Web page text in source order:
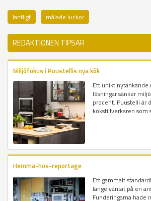
lantligt målade luckor
REDAKTIONEN TIPSAR
Miljöfokus i Puustellis nya kök
Ett unikt
lösningar sänker
procent. Puustelli är
kökstillverkaren som
Hemma-hos-reportage
Ett gammalt
länge väntat på en
Funderingarna hade